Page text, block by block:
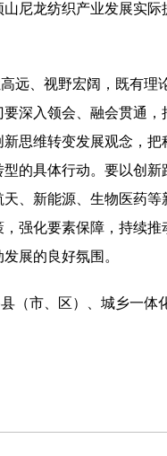
尼龙纺织产业发展实
远、视野宏阔，既有
深入领会、融会贯通
思维转变发展观念，
的具体行动。要以创
、新能源、生物医药
强化要素保障，持续
展的良好氛围。
（市、区）、城乡一体